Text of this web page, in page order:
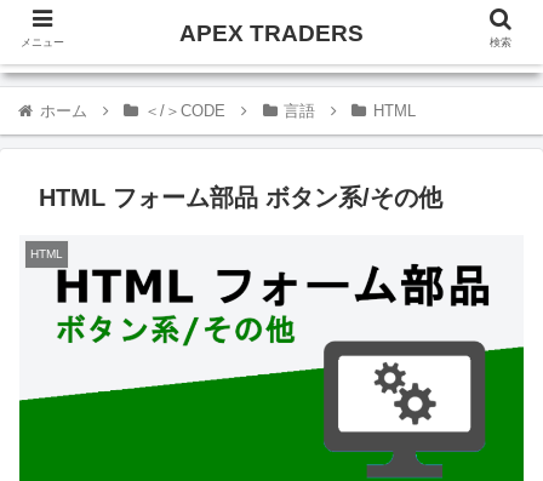
ホーム ＜/＞CODE 言語 HTML
HTML フォーム部品 ボタン系/その他
HTML
メニュー APEX TRADERS 検索